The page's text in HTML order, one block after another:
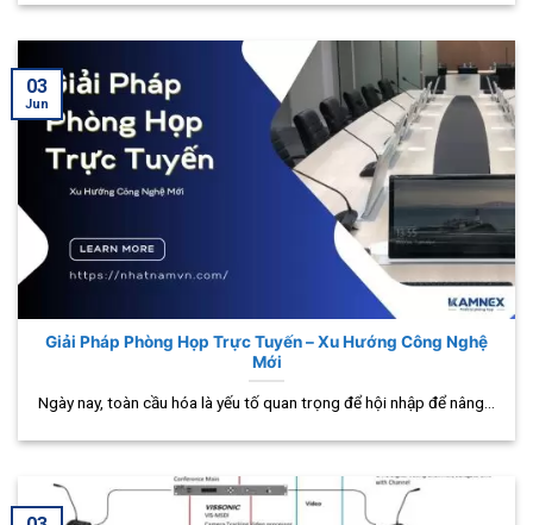
Giải Pháp Phòng Họp Trực Tuyến – Xu Hướng Công Nghệ
Mới
Ngày nay, toàn cầu hóa là yếu tố quan trọng để hội nhập để nâng...
03
Jun